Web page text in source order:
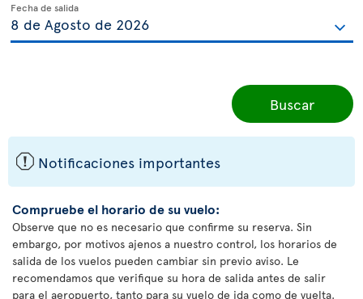
Fecha de salida
Buscar
ü Notificaciones importantes
Compruebe el horario de su vuelo:
Observe que no es necesario que confirme su reserva. Sin
embargo, por motivos ajenos a nuestro control, los horarios de
salida de los vuelos pueden cambiar sin previo aviso. Le
recomendamos que verifique su hora de salida antes de salir
para el aeropuerto, tanto para su vuelo de ida como de vuelta.